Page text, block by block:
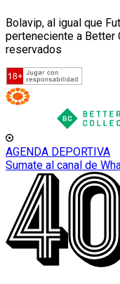
Bolavip, al igual que
perteneciente a Better
reservados
AGENDA DEPORTIVA
Sumate al canal de